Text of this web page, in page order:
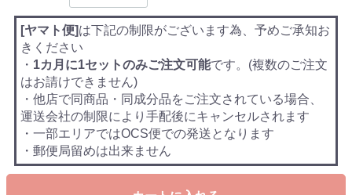
[ヤマト便]は下記の制限がございます為、予めご承知お
きください
・ 1カ月に1セットのみご注文可能です。(複数のご注文
はお請けできません)
・他店で同商品・同成分品をご注文されている場合、
運送会社の制限により手配後にキャンセルされます
・一部エリアではOCS便での発送となります
・郵便局留めは出来ません